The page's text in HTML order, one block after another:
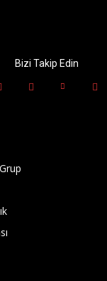
Bizi Takip Edin